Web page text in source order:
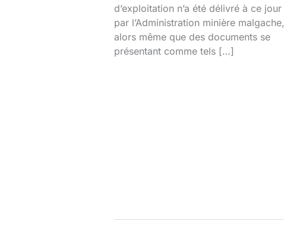
d’exploitation n’a été délivré à ce jour
par l’Administration minière malgache,
alors même que des documents se
présentant comme tels […]